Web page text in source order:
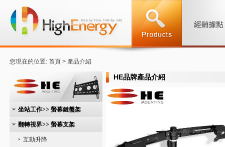
您現在的位置: 首頁 > 產品介紹
坐站工作>> 螢幕鍵盤架
翻轉視界>> 螢幕支架
互動升降
HE品牌產品介紹